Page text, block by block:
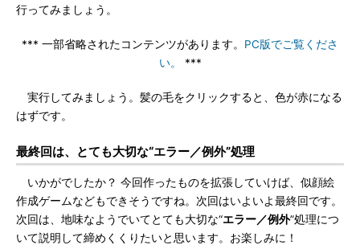
行ってみましょう。
*** 一部省略されたコンテンツがあります。 PC版でご覧くださ
い。
***
実行してみましょう。髪の毛をクリックすると、色が赤になる
はずです。
最終回は、とても大切な“エラー／例外”処理
いかがでしたか？ 今回作ったものを拡張していけば、似顔絵
作成ゲームなどもできそうですね。次回はいよいよ最終回です。
次回は、地味なようでいてとても大切な“エラー／例外”処理につ
いて説明して締めくくりたいと思います。お楽しみに！